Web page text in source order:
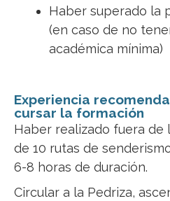
Haber superado la
(en caso de no
académica mínima)
Experiencia
cursar la formación
Haber realizado fuera de
de 10 rutas de
6-8 horas de duración.
Circular a la Pedriza,